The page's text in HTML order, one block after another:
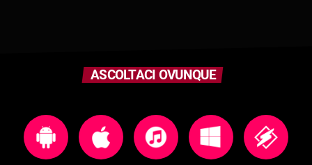
ASCOLTACI OVUNQUE